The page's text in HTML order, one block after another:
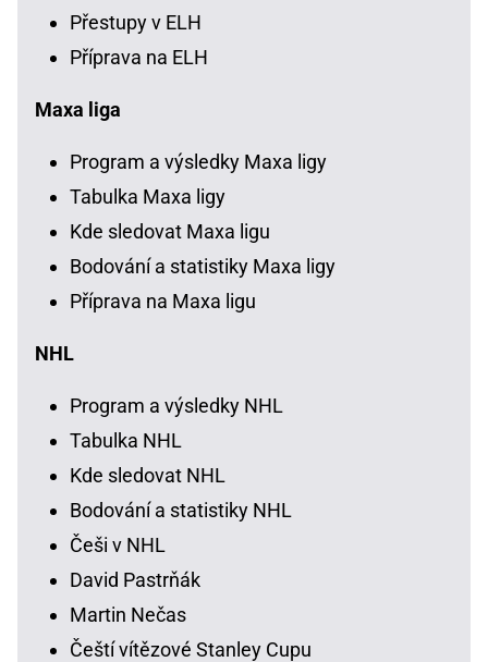
Přestupy v ELH
Příprava na ELH
Maxa liga
Program a výsledky Maxa ligy
Tabulka Maxa ligy
Kde sledovat Maxa ligu
Bodování a statistiky Maxa ligy
Příprava na Maxa ligu
NHL
Program a výsledky NHL
Tabulka NHL
Kde sledovat NHL
Bodování a statistiky NHL
Češi v NHL
David Pastrňák
Martin Nečas
Čeští vítězové Stanley Cupu